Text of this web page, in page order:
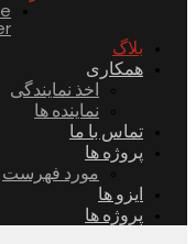
بلاگ
همکاری
اخذ نمایندگی
نماینده ها
تماس با ما
پروژه ها
مورد فهرست
ایزو ها
پروژه ها